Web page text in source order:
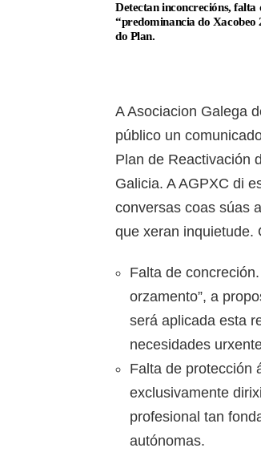
Detectan inconcrecións,
“predominancia do
do Plan.
A Asociacion Galega
público un
Plan de Reactivación
Galicia. A AGPXC di
conversas coas súas
que xeran inquietude.
Falta de
orzamento”, a
será aplicada esta
necesidades
Falta de protección
exclusivamente
profesional tan
autónomas.